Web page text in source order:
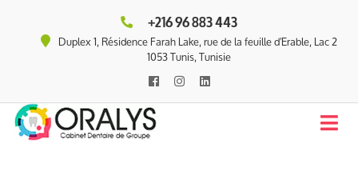
+216 96 883 443
Duplex 1, Résidence Farah Lake, rue de la feuille d'Erable, Lac 2
1053 Tunis, Tunisie